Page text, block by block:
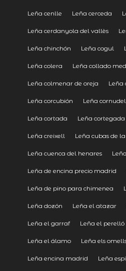
Leña cenlle Leña cerceda
Leña cerdanyola del vallès
Leña chinchón Leña cogul
Leña colera Leña collado
Leña colmenar de oreja Leña
Leña corcubión Leña
Leña cortada Leña cortegada
Leña creixell Leña cubas de
Leña cuenca del henares
Leña de encina precio madrid
Leña de pino para chimenea
Leña dozón Leña el atazar
Leña el garraf Leña el perelló
Leña el álamo Leña els
Leña encina madrid Leña